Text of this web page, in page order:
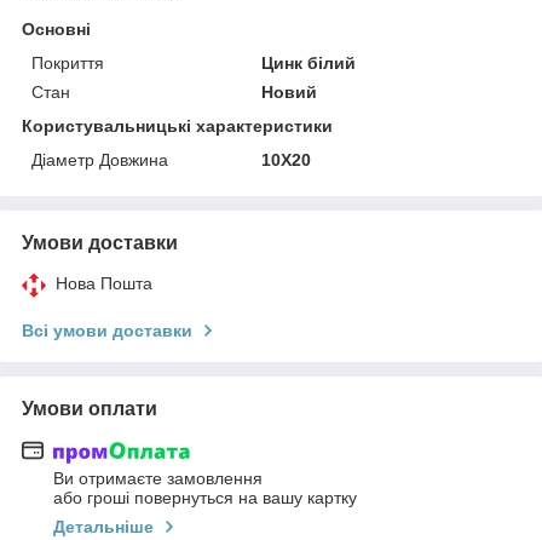
Основні
Покриття
Цинк білий
Стан
Новий
Користувальницькі характеристики
Діаметр Довжина
10Х20
Умови доставки
Нова Пошта
Всі умови доставки
Умови оплати
Ви отримаєте замовлення
або гроші повернуться на вашу картку
Детальніше